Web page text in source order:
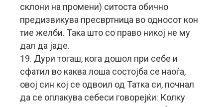
склони на промени) ситоста обично
предизвикува пресвртница во односот кон
тие желби. Така што со право никој не му
дал да јаде.
19. Дури тогаш, кога дошол при себе и
сфатил во каква лоша состојба се наоѓа,
овој син кој се одвоил од Татка си, почнал
да се оплакува себеси говорејќи: Колку